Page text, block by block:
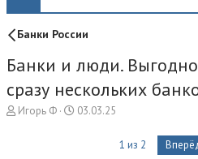
Банки России
Банки и люди.
сразу нескольких
А
Игорь Ф
Д
03.03.25
1 из 2